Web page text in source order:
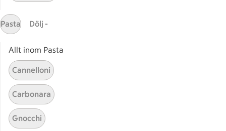
Här hittar du alla goda recept du har sparat och
Start
Pasta Dölj -
Allt inom Pasta
Cannelloni
Carbonara
Gnocchi